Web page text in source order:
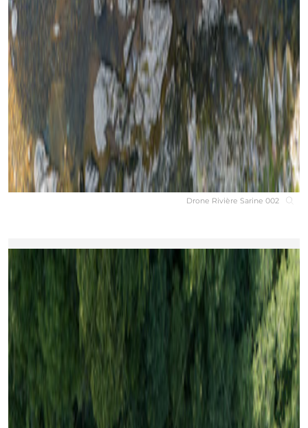
Drone Rivière Sarine 002